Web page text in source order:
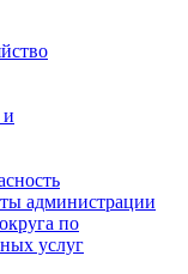
и
администрации
по
услуг